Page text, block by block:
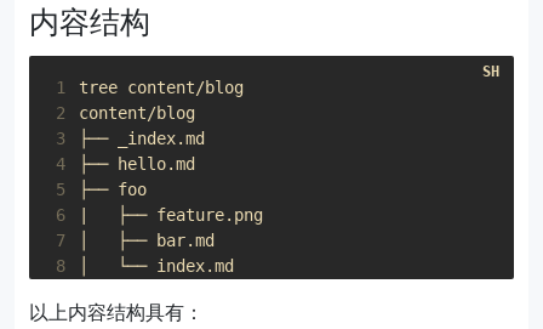
内容结构
1
2
content/blog
3
4
5
├── foo
6
   ├── feature.png
7
8
10
以上内容结构具有：